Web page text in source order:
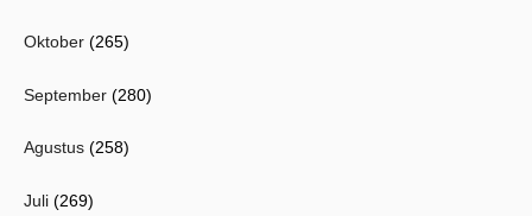
Oktober (265)
September (280)
Agustus (258)
Juli (269)